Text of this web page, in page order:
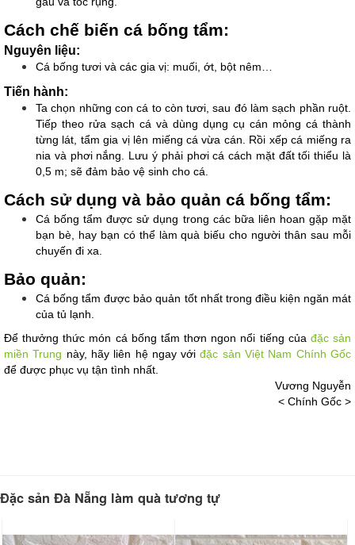
Cách chế biến cá bống tẩm:
Nguyên liệu:
Cá bống tươi và các gia vị: muối, ớt, bột nêm…
Tiến hành:
Ta chọn những con cá to còn tươi, sau đó làm sạch phần ruột.
Tiếp theo rửa sạch cá và dùng dụng cụ cán mỏng cá thành
từng lát, tẩm gia vị lên miếng cá vừa cán. Rồi xếp cá miếng ra
nia và phơi nắng. Lưu ý phải phơi cá cách mặt đất tối thiểu là
0,5 m; sẽ đảm bảo vệ sinh cho cá.
Cách sử dụng và bảo quản cá bống tẩm:
Cá bống tẩm được sử dụng trong các bữa liên hoan gặp mặt
bạn bè, hay bạn có thể làm quà biếu cho người thân sau mỗi
chuyến đi xa.
Bảo quản:
Cá bống tẩm được bảo quản tốt nhất trong điều kiện ngăn mát
của tủ lạnh.
Để thưởng thức món cá bống tẩm thơn ngon nổi tiếng của đặc sản
miền Trung này, hãy liên hệ ngay với đặc sản Việt Nam Chính Gốc
để được phục vụ tận tình nhất.
Vương Nguyễn
< Chính Gốc >
Đặc sản Đà Nẵng làm quà tương tự